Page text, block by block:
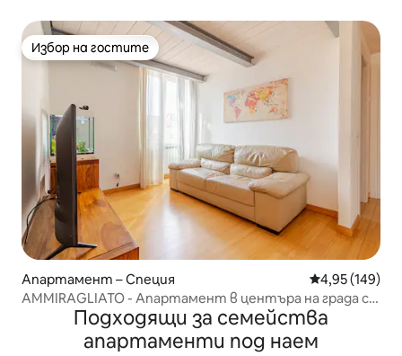
Избор на гостите
Избор на гостите
Апартамент – Специя Средна
4,95 (149)
AMMIRAGLIATO - Апартамент в центъра на града с
джакузиПодходящи за семейства
апартаменти под наем